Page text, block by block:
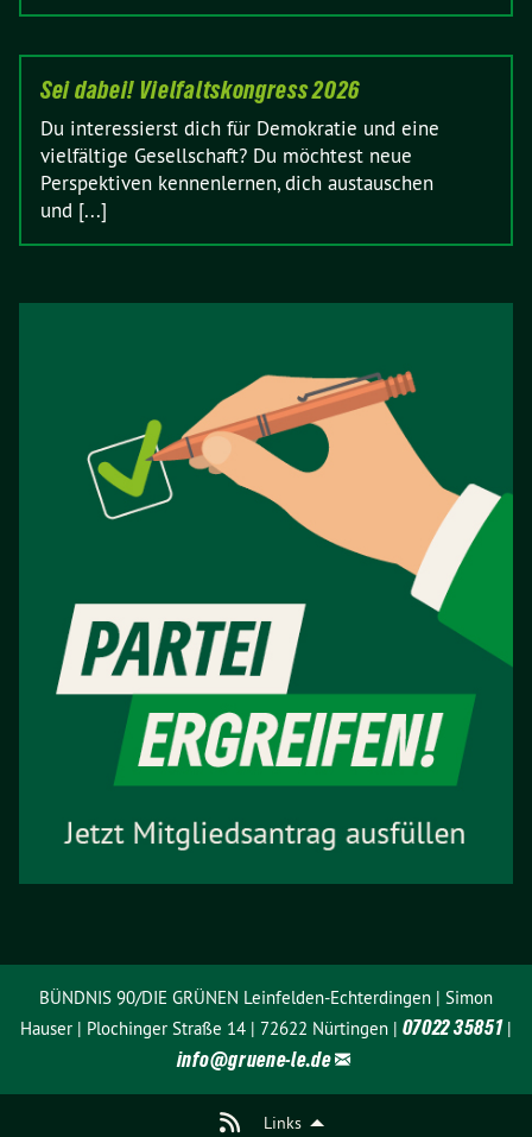
Links
Sei dabei! Vielfaltskongress 2026
Du interessierst dich für Demokratie und eine
vielfältige Gesellschaft? Du möchtest neue
Perspektiven kennenlernen, dich austauschen
und [...]
BÜNDNIS 90/DIE GRÜNEN Leinfelden-Echterdingen | Simon
Hauser | Plochinger Straße 14 | 72622 Nürtingen | 07022 35851|
info@gruene-le.de